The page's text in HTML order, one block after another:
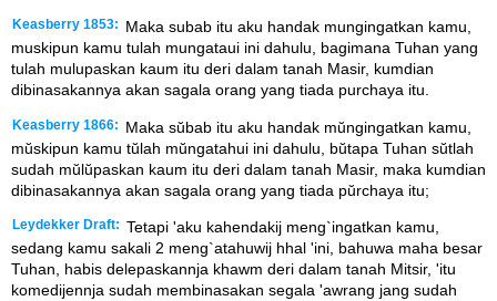
Keasberry 1853:
Maka subab itu aku handak mungingatkan kamu,
muskipun kamu tulah mungataui ini dahulu, bagimana Tuhan yang
tulah mulupaskan kaum itu deri dalam tanah Masir, kumdian
dibinasakannya akan sagala orang yang tiada purchaya itu.
Keasberry 1866:
Maka sŭbab itu aku handak mŭngingatkan kamu,
mŭskipun kamu tŭlah mŭngatahui ini dahulu, bŭtapa Tuhan sŭtlah
sudah mŭlŭpaskan kaum itu deri dalam tanah Masir, maka kumdian
dibinasakannya akan sagala orang yang tiada pŭrchaya itu;
Leydekker Draft: Tetapi 'aku kahendakij meng`ingatkan kamu,
sedang kamu sakali 2 meng`atahuwij hhal 'ini, bahuwa maha besar
Tuhan, habis delepaskannja khawm deri dalam tanah Mitsir, 'itu
komedijennja sudah membinasakan segala 'awrang jang sudah